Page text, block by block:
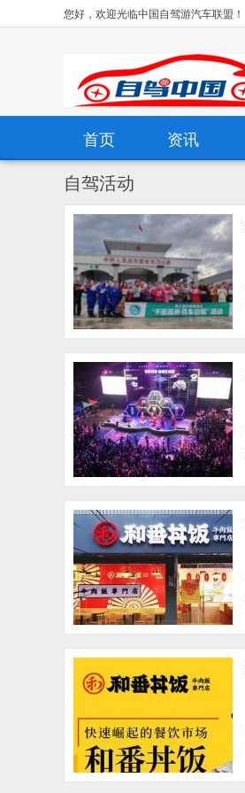
您好，欢迎光临中国自驾游汽车联盟！
首页 资讯
自驾活动